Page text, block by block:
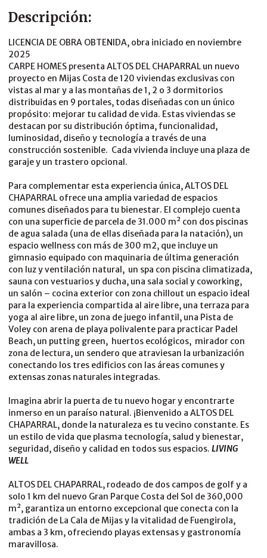
Descripción:
LICENCIA DE OBRA OBTENIDA, obra iniciado en noviembre
2025
CARPE HOMES presenta ALTOS DEL CHAPARRAL un nuevo
proyecto en Mijas Costa de 120 viviendas exclusivas con
vistas al mar y a las montañas de 1, 2 o 3 dormitorios
distribuidas en 9 portales, todas diseñadas con un único
propósito: mejorar tu calidad de vida. Estas viviendas se
destacan por su distribución óptima, funcionalidad,
luminosidad, diseño y tecnología a través de una
construcción sostenible. Cada vivienda incluye una plaza de
garaje y un trastero opcional.
Para complementar esta experiencia única, ALTOS DEL
CHAPARRAL ofrece una amplia variedad de espacios
comunes diseñados para tu bienestar. El complejo cuenta
con una superficie de parcela de 31.000 m² con dos piscinas
de agua salada (una de ellas diseñada para la natación), un
espacio wellness con más de 300 m2, que incluye un
gimnasio equipado con maquinaria de última generación
con luz y ventilación natural, un spa con piscina climatizada,
sauna con vestuarios y ducha, una sala social y coworking,
un salón – cocina exterior con zona chillout un espacio ideal
para la experiencia compartida al aire libre, una terraza para
yoga al aire libre, un zona de juego infantil, una Pista de
Voley con arena de playa polivalente para practicar Padel
Beach, un putting green, huertos ecológicos, mirador con
zona de lectura, un sendero que atraviesan la urbanización
conectando los tres edificios con las áreas comunes y
extensas zonas naturales integradas.
Imagina abrir la puerta de tu nuevo hogar y encontrarte
inmerso en un paraíso natural. ¡Bienvenido a ALTOS DEL
CHAPARRAL, donde la naturaleza es tu vecino constante. Es
un estilo de vida que plasma tecnología, salud y bienestar,
seguridad, diseño y calidad en todos sus espacios.LIVING
WELL
ALTOS DEL CHAPARRAL, rodeado de dos campos de golf y a
solo 1 km del nuevo Gran Parque Costa del Sol de 360,000
m², garantiza un entorno excepcional que conecta con la
tradición de La Cala de Mijas y la vitalidad de Fuengirola,
ambas a 3 km, ofreciendo playas extensas y gastronomía
maravillosa.